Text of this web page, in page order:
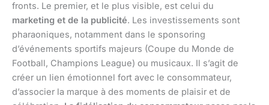
fronts. Le premier, et le plus visible, est celui du
marketing et de la publicité. Les investissements sont
pharaoniques, notamment dans le sponsoring
d’événements sportifs majeurs (Coupe du Monde de
Football, Champions League) ou musicaux. Il s’agit de
créer un lien émotionnel fort avec le consommateur,
d’associer la marque à des moments de plaisir et de